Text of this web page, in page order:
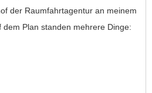
der Raumfahrtagentur an meinem
dem Plan standen mehrere Dinge: